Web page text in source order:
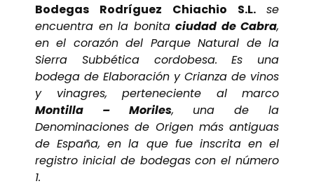
Bodegas Rodríguez Chiachio S.L. se
encuentra en la bonita ciudad de Cabra,
en el corazón del Parque Natural de la
Sierra Subbética cordobesa. Es una
bodega de Elaboración y Crianza de vinos
y vinagres, perteneciente al marco
Montilla – Moriles, una de la
Denominaciones de Origen más antiguas
de España, en la que fue inscrita en el
registro inicial de bodegas con el número
1.